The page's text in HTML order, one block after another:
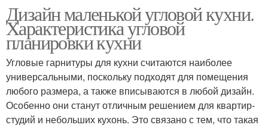
Дизайн маленькой угловой кухни.
Характеристика угловой
планировки кухни
Угловые гарнитуры для кухни считаются наиболее
универсальными, поскольку подходят для помещения
любого размера, а также вписываются в любой дизайн.
Особенно они станут отличным решением для квартир-
студий и небольших кухонь. Это связано с тем, что такая